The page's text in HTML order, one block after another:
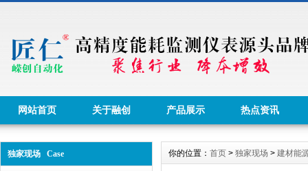
网站首页 关于融创 产品展示 热点资讯
独家现场 Case 你的位置： 首页 > 独家现场 > 建材能